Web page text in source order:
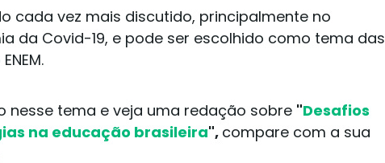
cada vez mais discutido, principalmente no
da Covid-19, e pode ser escolhido como tema das
nesse tema e veja uma redação sobre "Desafios
na educação brasileira", compare com a sua